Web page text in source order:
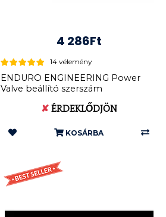
4 286Ft
14 vélemény
ENDURO ENGINEERING Power
Valve beállító szerszám
✘ÉRDEKLŐDJÖN
KOSÁRBA